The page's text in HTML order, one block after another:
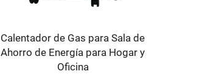
Calentador de Gas para Sala de
Ahorro de Energía para Hogar y
Oficina